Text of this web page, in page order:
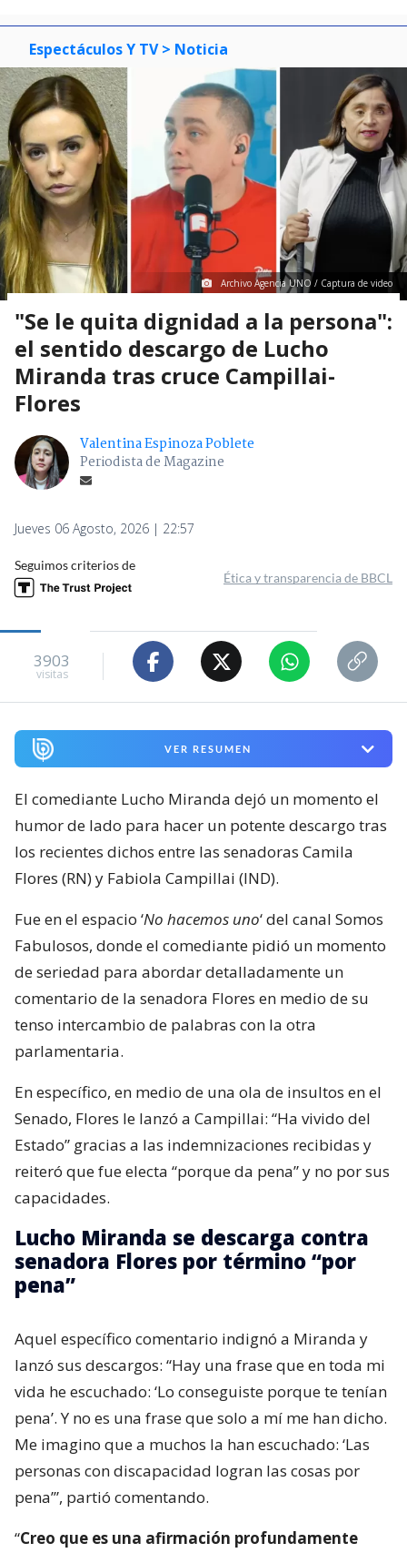
Espectáculos Y TV > Noticia
Archivo Agencia UNO / Captura de video
"Se le quita dignidad a la persona":
el sentido descargo de Lucho
Miranda tras cruce Campillai-
Flores
Valentina Espinoza Poblete
Periodista de Magazine
Jueves 06 Agosto, 2026 | 22:57
Seguimos criterios de
Ética y transparencia de BBCL
3903
visitas
VER RESUMEN
El comediante Lucho Miranda dejó un momento el
humor de lado para hacer un potente descargo tras
los recientes dichos entre las senadoras Camila
Flores (RN) y Fabiola Campillai (IND).
Fue en el espacio ‘No hacemos uno‘ del canal Somos
Fabulosos, donde el comediante pidió un momento
de seriedad para abordar detalladamente un
comentario de la senadora Flores en medio de su
tenso intercambio de palabras con la otra
parlamentaria.
En específico, en medio de una ola de insultos en el
Senado, Flores le lanzó a Campillai: “Ha vivido del
Estado” gracias a las indemnizaciones recibidas y
reiteró que fue electa “porque da pena” y no por sus
capacidades.
Lucho Miranda se descarga contra
senadora Flores por término “por
pena”
Aquel específico comentario indignó a Miranda y
lanzó sus descargos: “Hay una frase que en toda mi
vida he escuchado: ‘Lo conseguiste porque te tenían
pena’. Y no es una frase que solo a mí me han dicho.
Me imagino que a muchos la han escuchado: ‘Las
personas con discapacidad logran las cosas por
pena’”, partió comentando.
“Creo que es una afirmación profundamente